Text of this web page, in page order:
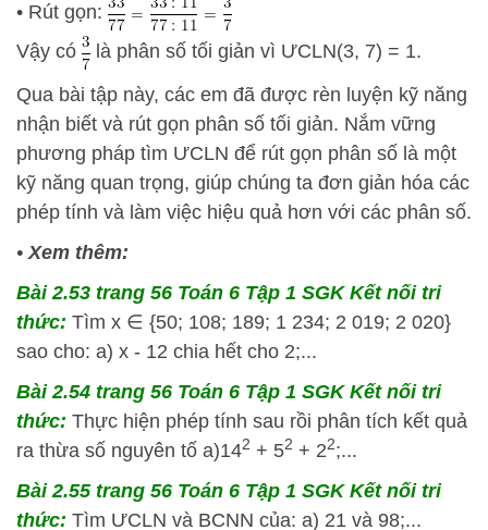
• Rút gọn:
Vậy có
là phân số tối giản vì ƯCLN(3, 7) = 1.
Qua bài tập này, các em đã được rèn luyện kỹ năng
nhận biết và rút gọn phân số tối giản. Nắm vững
phương pháp tìm ƯCLN để rút gọn phân số là một
kỹ năng quan trọng, giúp chúng ta đơn giản hóa các
phép tính và làm việc hiệu quả hơn với các phân số.
•Xem thêm:
Bài 2.53 trang 56 Toán 6 Tập 1 SGK Kết nối tri
thức: Tìm x ∈ {50; 108; 189; 1 234; 2 019; 2 020}
sao cho: a) x - 12 chia hết cho 2;...
Bài 2.54 trang 56 Toán 6 Tập 1 SGK Kết nối tri
thức: Thực hiện phép tính sau rồi phân tích kết quả
ra thừa số nguyên tố a)142 + 52 + 22;...
Bài 2.55 trang 56 Toán 6 Tập 1 SGK Kết nối tri
thức: Tìm ƯCLN và BCNN của: a) 21 và 98;...